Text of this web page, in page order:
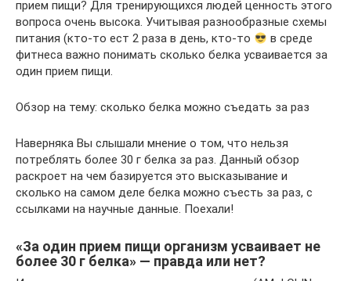
прием пищи? Для тренирующихся людей ценность этого
вопроса очень высока. Учитывая разнообразные схемы
питания (кто-то ест 2 раза в день, кто-то
в среде
фитнеса важно понимать сколько белка усваивается за
один прием пищи.
Обзор на тему: сколько белка можно съедать за раз
Наверняка Вы слышали мнение о том, что нельзя
потреблять более 30 г белка за раз. Данный обзор
раскроет на чем базируется это высказывание и
сколько на самом деле белка можно съесть за раз, с
ссылками на научные данные. Поехали!
«За один прием пищи организм усваивает не
более 30 г белка» — правда или нет?